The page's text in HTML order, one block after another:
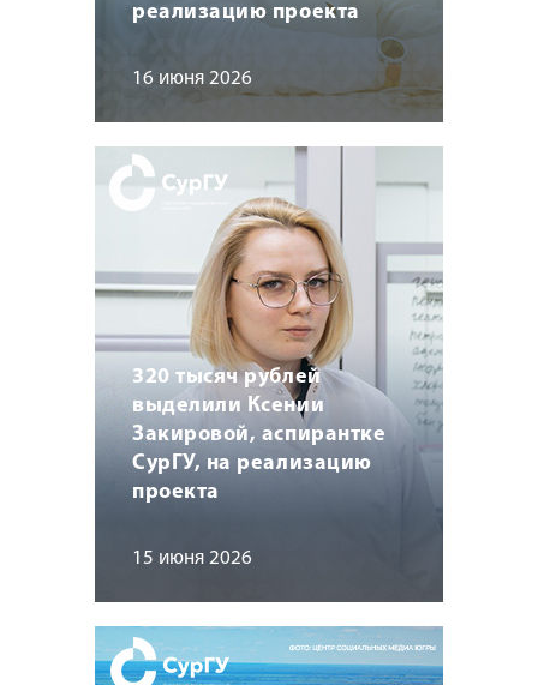
реализацию проекта
16 июня 2026
320 тысяч рублей
выделили Ксении
Закировой, аспирантке
СурГУ, на реализацию
проекта
15 июня 2026